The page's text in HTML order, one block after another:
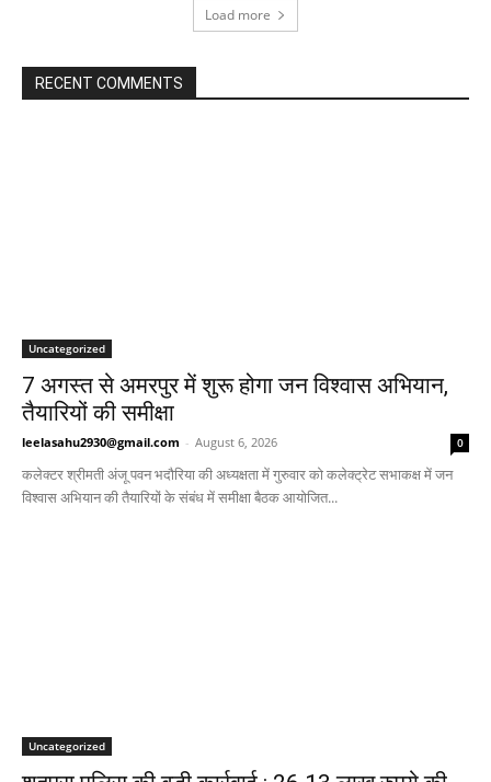
Load more
RECENT COMMENTS
Uncategorized
7 अगस्त से अमरपुर में शुरू होगा जन विश्वास अभियान,
तैयारियों की समीक्षा
leelasahu2930@gmail.com - August 6, 2026 0
कलेक्टर श्रीमती अंजू पवन भदौरिया की अध्यक्षता में गुरुवार को कलेक्ट्रेट सभाकक्ष में जन
विश्वास अभियान की तैयारियों के संबंध में समीक्षा बैठक आयोजित...
Uncategorized